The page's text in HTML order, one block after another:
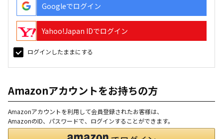
Googleでログイン
Yahoo!Japan IDでログイン
ログインしたままにする
Amazonアカウントをお持ちの方
Amazonアカウントを利用して会員登録されたお客様は、
AmazonのID、パスワードで、ログインすることができます。